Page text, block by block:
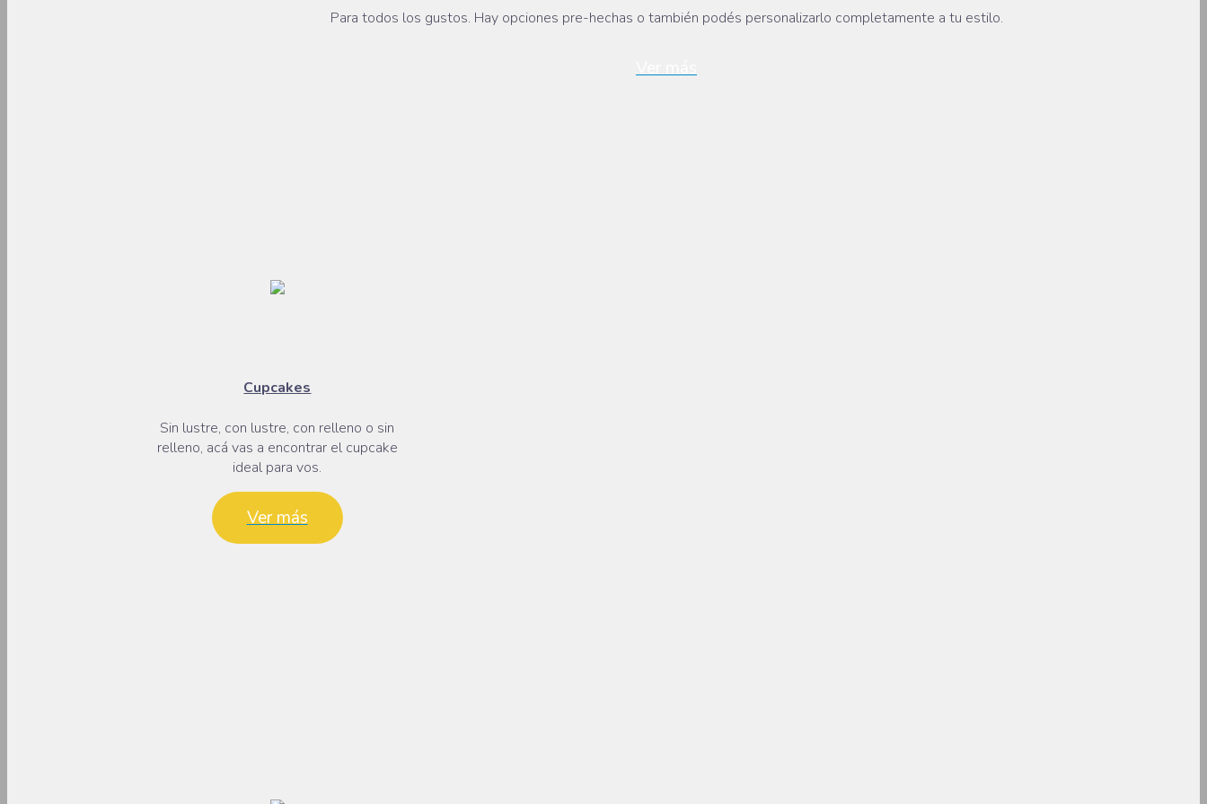
Para todos los gustos. Hay opciones pre-hechas o también podés personalizarlo completamente a tu estilo.
Cupcakes
Sin lustre, con lustre, con relleno o sin
relleno, acá vas a encontrar el cupcake
ideal para vos.
Ver más